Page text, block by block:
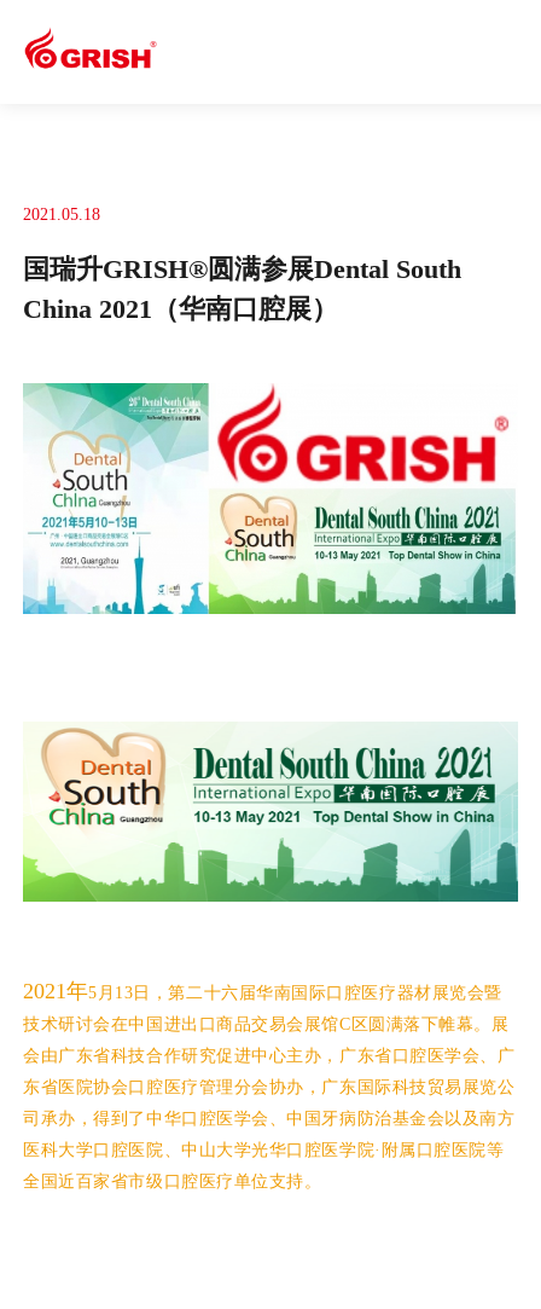
2021.05.18
国瑞升GRISH®圆满参展Dental South
China 2021（华南口腔展）
2021年5月13日，第二十六届华南国际口腔医疗器材展览会暨
技术研讨会在中国进出口商品交易会展馆C区圆满落下帷幕。展
会由广东省科技合作研究促进中心主办，广东省口腔医学会、广
东省医院协会口腔医疗管理分会协办，广东国际科技贸易展览公
司承办，得到了中华口腔医学会、中国牙病防治基金会以及南方
医科大学口腔医院、中山大学光华口腔医学院·附属口腔医院等
全国近百家省市级口腔医疗单位支持。